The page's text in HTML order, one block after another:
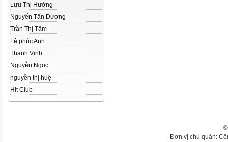
Lưu Thị Hường
Nguyển Tấn Dương
Trần Thị Tâm
Lê phúc Anh
Thanh Vinh
Nguyễn Ngọc
nguyễn thị huệ
Hit Club
Đơn vị chủ quản: